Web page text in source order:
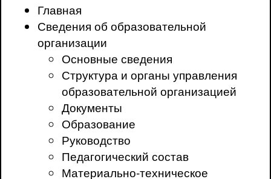
Главная
Сведения об образовательной
организации
Основные сведения
Структура и органы управления
образовательной организацией
Документы
Образование
Руководство
Педагогический состав
Материально-техническое